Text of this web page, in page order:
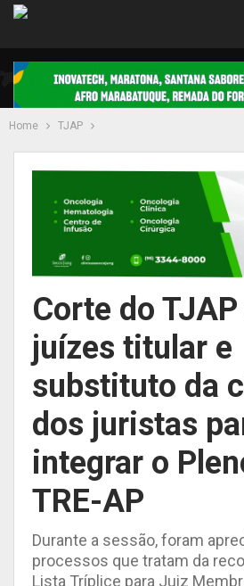
Home TJAP
Corte do
juízes titular e
substituto da
dos juristas
integrar o
TRE-AP
Durante a sessão, foram
processos que tratam da
Lista Tríplice para Juiz